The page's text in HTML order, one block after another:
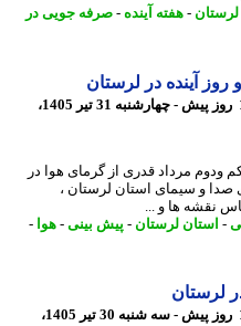
-هفته آینده -صرفه جویی در
در لرستان
14 روز پیش - چهارشنبه 31 تیر 1405،
مرداد قدری از گرمای هوا در
و سیمای استان لرستان ،
ها و ...
لرستان-پیش بینی -هوا-
15 روز پیش - سه شنبه 30 تیر 1405،